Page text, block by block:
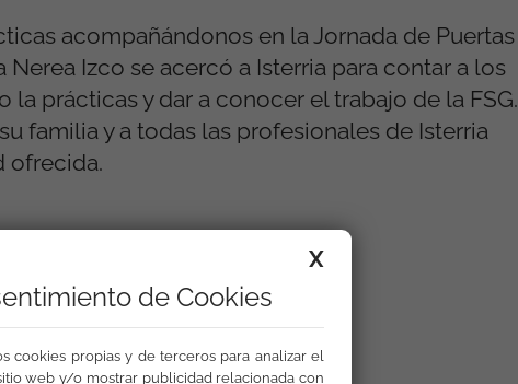
acompañándonos en la Jornada de Puertas
Izco se acercó a Isterria para contar a los
prácticas y dar a conocer el trabajo de la FSG.
familia y a todas las profesionales de Isterria
ofrecida.
X
de Cookies
cookies propias y de terceros para analizar el
web y/o mostrar publicidad relacionada con